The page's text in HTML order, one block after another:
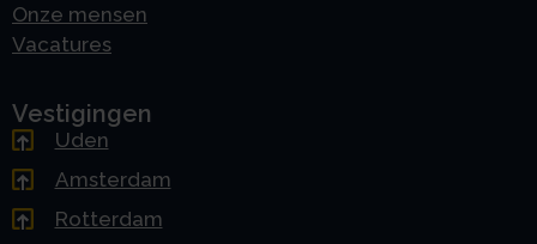
Onze mensen
Vacatures
Vestigingen
Uden
Amsterdam
Rotterdam